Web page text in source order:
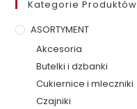
Kategorie Produktów
ASORTYMENT
Akcesoria
Butelki i dzbanki
Cukiernice i mleczniki
Czajniki